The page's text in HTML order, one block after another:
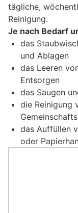
tägliche,
Reinigung.
Je nach Bedarf
das
und Ablagen
das Leeren
Entsorgen
das Saugen
die Reinigung
das Auffüllen
oder